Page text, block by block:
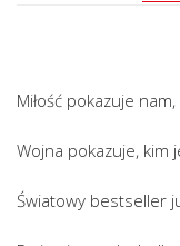
Miłość pokazuje
Wojna pokazuje, kim
Światowy bestseller